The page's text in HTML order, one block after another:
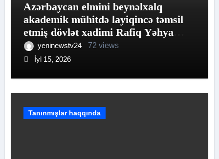
Azərbaycan elmini beynəlxalq
akademik mühitdə layiqincə təmsil
etmiş dövlət xadimi Rafiq Yəhya
oğlu Əliyev
yeninewstv24
72 views
İyl 15, 2026
Tanınmışlar haqqında